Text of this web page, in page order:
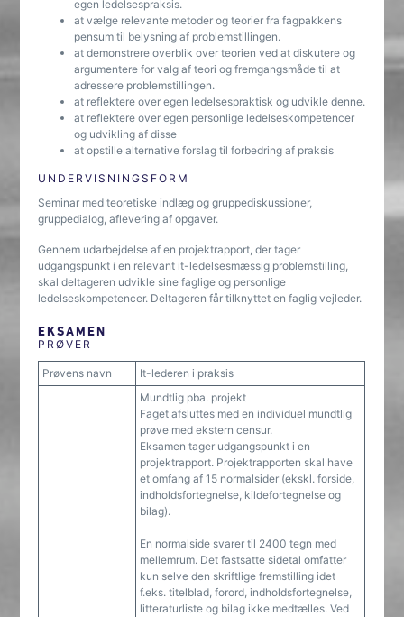
egen ledelsespraksis.
at vælge relevante metoder og teorier fra fagpakkens
pensum til belysning af problemstillingen.
at demonstrere overblik over teorien ved at diskutere og
argumentere for valg af teori og fremgangsmåde til at
adressere problemstillingen.
at reflektere over egen ledelsespraktisk og udvikle denne.
at reflektere over egen personlige ledelseskompetencer
og udvikling af disse
at opstille alternative forslag til forbedring af praksis
UNDERVISNINGSFORM
Seminar med teoretiske indlæg og gruppediskussioner,
gruppedialog, aflevering af opgaver.
Gennem udarbejdelse af en projektrapport, der tager
udgangspunkt i en relevant it-ledelsesmæssig problemstilling,
skal deltageren udvikle sine faglige og personlige
ledelseskompetencer. Deltageren får tilknyttet en faglig vejleder.
EKSAMEN
PRØVER
Prøvens navn It-lederen i praksis
Mundtlig pba. projekt
Faget afsluttes med en individuel mundtlig
prøve med ekstern censur.
Eksamen tager udgangspunkt i en
projektrapport. Projektrapporten skal have
et omfang af 15 normalsider (ekskl. forside,
indholdsfortegnelse, kildefortegnelse og
bilag).
En normalside svarer til 2400 tegn med
mellemrum. Det fastsatte sidetal omfatter
kun selve den skriftlige fremstilling idet
f.eks. titelblad, forord, indholdsfortegnelse,
litteraturliste og bilag ikke medtælles. Ved